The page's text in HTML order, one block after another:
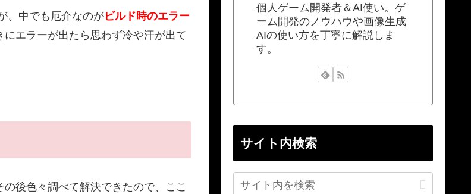
、中でも厄介なのがビルド時のエラー
エラーが出たら思わず冷や汗が出て
後色々調べて解決できたので、ここ
個人ゲーム開発者＆AI使い。ゲ
ーム開発のノウハウや画像生成
AIの使い方を丁寧に解説しま
す。
サイト内検索